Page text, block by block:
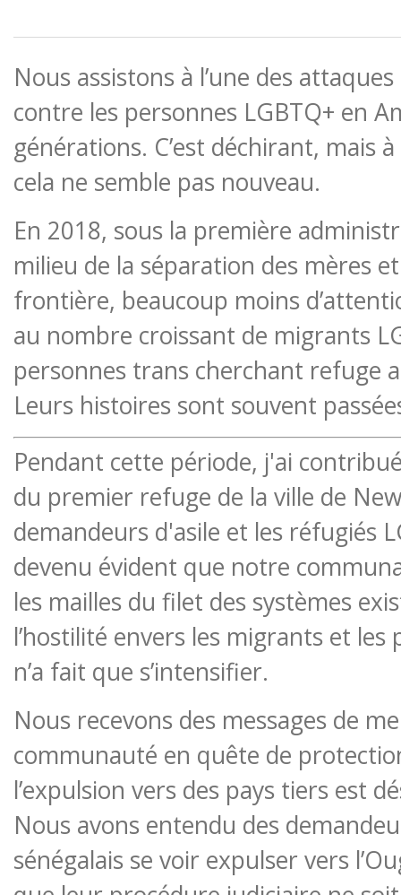
Nous assistons à l’une des
contre les personnes LGBTQ+ en
générations. C’est déchirant, mais
cela ne semble pas nouveau.
En 2018, sous la première
milieu de la séparation des mères
frontière, beaucoup moins
au nombre croissant de migrants
personnes trans cherchant refuge
Leurs histoires sont souvent
Pendant cette période, j'ai
du premier refuge de la ville de
demandeurs d'asile et les réfugiés
devenu évident que notre
les mailles du filet des systèmes
l’hostilité envers les migrants et les
n’a fait que s’intensifier.
Nous recevons des messages de
communauté en quête de
l’expulsion vers des pays tiers est
Nous avons entendu des
sénégalais se voir expulser vers